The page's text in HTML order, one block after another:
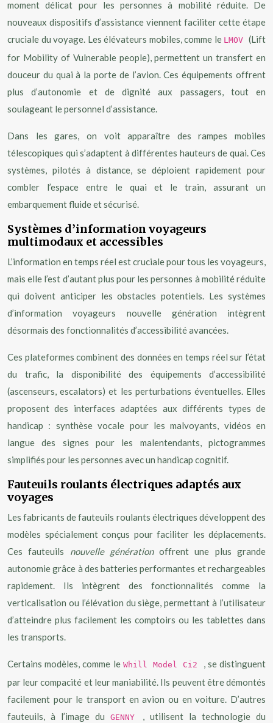
moment délicat pour les personnes à mobilité réduite. De
nouveaux dispositifs d’assistance viennent faciliter cette étape
cruciale du voyage. Les élévateurs mobiles, comme le LMOV(Lift
for Mobility of Vulnerable people), permettent un transfert en
douceur du quai à la porte de l’avion. Ces équipements offrent
plus d’autonomie et de dignité aux passagers, tout en
soulageant le personnel d’assistance.
Dans les gares, on voit apparaître des rampes mobiles
télescopiques qui s’adaptent à différentes hauteurs de quai. Ces
systèmes, pilotés à distance, se déploient rapidement pour
combler l’espace entre le quai et le train, assurant un
embarquement fluide et sécurisé.
Systèmes d’information voyageurs
multimodaux et accessibles
L’information en temps réel est cruciale pour tous les voyageurs,
mais elle l’est d’autant plus pour les personnes à mobilité réduite
qui doivent anticiper les obstacles potentiels. Les systèmes
d’information voyageurs nouvelle génération intègrent
désormais des fonctionnalités d’accessibilité avancées.
Ces plateformes combinent des données en temps réel sur l’état
du trafic, la disponibilité des équipements d’accessibilité
(ascenseurs, escalators) et les perturbations éventuelles. Elles
proposent des interfaces adaptées aux différents types de
handicap : synthèse vocale pour les malvoyants, vidéos en
langue des signes pour les malentendants, pictogrammes
simplifiés pour les personnes avec un handicap cognitif.
Fauteuils roulants électriques adaptés aux
voyages
Les fabricants de fauteuils roulants électriques développent des
modèles spécialement conçus pour faciliter les déplacements.
Ces fauteuils nouvelle générationoffrent une plus grande
autonomie grâce à des batteries performantes et rechargeables
rapidement. Ils intègrent des fonctionnalités comme la
verticalisation ou l’élévation du siège, permettant à l’utilisateur
d’atteindre plus facilement les comptoirs ou les tablettes dans
les transports.
Certains modèles, comme le Whill Model Ci2 , se distinguent
par leur compacité et leur maniabilité. Ils peuvent être démontés
facilement pour le transport en avion ou en voiture. D’autres
fauteuils, à l’image du
GENNY , utilisent la technologie du